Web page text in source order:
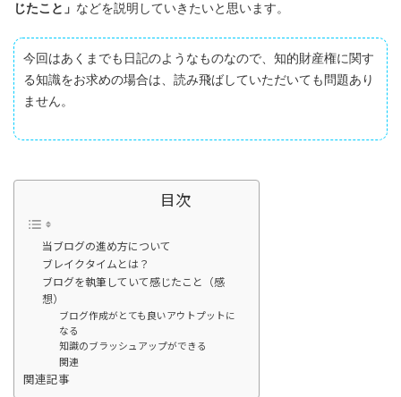
じたこと」 などを説明していきたいと思います。
今回はあくまでも日記のようなものなので、知的財産権に関す
る知識をお求めの場合は、読み飛ばしていただいても問題あり
ません。
目次
当ブログの進め方について
ブレイクタイムとは？
ブログを執筆していて感じたこと（感
想）
ブログ作成がとても良いアウトプットに
なる
知識のブラッシュアップができる
関連
関連記事